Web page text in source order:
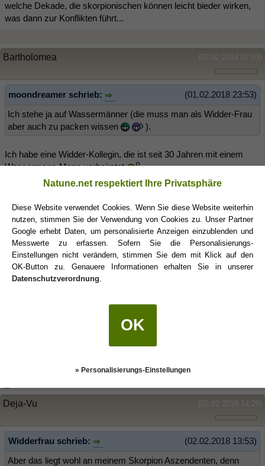
welche Dekade, die skorpionischen können leicht bieder wirken,
was dann zur Konflikten führt...
(02.02.2018 07:03)
Bartholomea
(01.02.2018 23:53)
moondreamer schrieb:
Ich stehe ja auf Wassermänner (die muss man als Widder-Frau
aber auch zu packen wissen
).
Ich habe eine Widder-Kollegin, die ist seit 30 Jahren mit einem
Wassermann-Mann verheiratet
(02.02.2018 13:53)
Widderfrau
(30.01.2018 21:38)
virgo_ac_LEO schrieb:
Löwe und Schütze passen ausgezeichnet zum Widder!
Zepter in der Hand haben, viel zu viel Energie. Widder braucht
prima ergänzt. Und bei Skorpionen werde schwach aufgrund des
(02.02.2018 14:26)
Deja-Vu
(02.02.2018 13:53)
Widderfrau schrieb:
Aber das liegt wohl an meinem Skorpion Aszendenten, denn
Natune.net respektiert Ihre Privatsphäre
Diese Website verwendet Cookies. Wenn Sie diese Website weiterhin
nutzen, stimmen Sie der Verwendung von Cookies zu. Unser Partner
Google erhebt Daten, um personalisierte Anzeigen einzublenden und
Messwerte zu erfassen. Sofern Sie die Personalisierungs-
Einstellungen nicht verändern, stimmen Sie dem mit Klick auf den
OK-Button zu. Genauere Informationen erhalten Sie in unserer
Datenschutzverordnung
OK
» Personalisierungs-Einstellungen